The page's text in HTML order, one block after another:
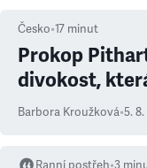
Česko•17 minut
Prokop
divokost,
Barbora Kroužková•5.